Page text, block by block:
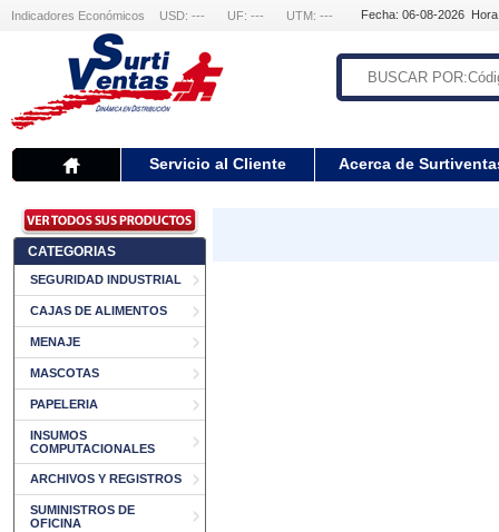
Indicadores Económicos USD: --- UF: --- UTM: --- Fecha: 06-08-2026
Servicio al Cliente Acerca de
CATEGORIAS
SEGURIDAD INDUSTRIAL
CAJAS DE ALIMENTOS
MENAJE
MASCOTAS
PAPELERIA
INSUMOS
COMPUTACIONALES
ARCHIVOS Y REGISTROS
SUMINISTROS DE
OFICINA